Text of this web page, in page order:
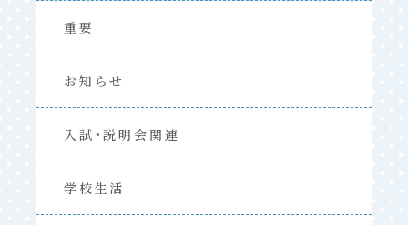
重要
お知らせ
入試・説明会関連
学校生活